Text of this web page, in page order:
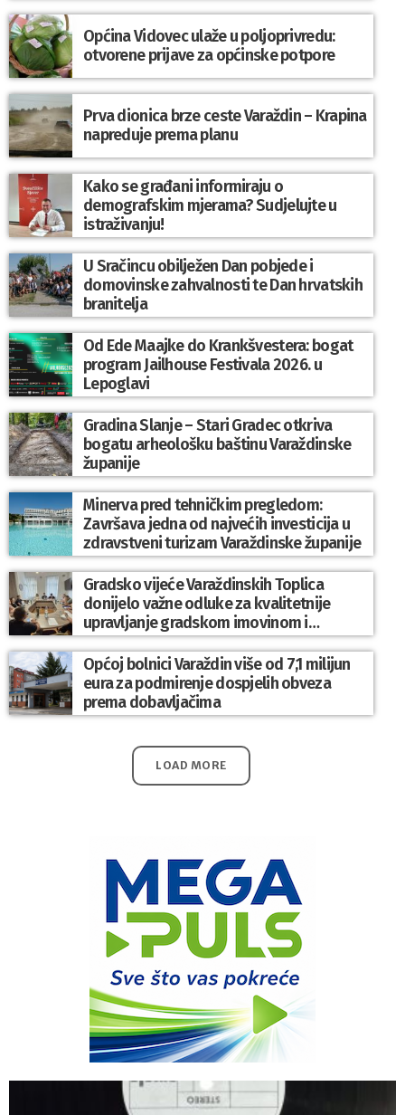
Općina Vidovec ulaže u poljoprivredu:
otvorene prijave za općinske potpore
Prva dionica brze ceste Varaždin – Krapina
napreduje prema planu
Kako se građani informiraju o
demografskim mjerama? Sudjelujte u
istraživanju!
U Sračincu obilježen Dan pobjede i
domovinske zahvalnosti te Dan hrvatskih
branitelja
Od Ede Maajke do Krankšvestera: bogat
program Jailhouse Festivala 2026. u
Lepoglavi
Gradina Slanje – Stari Gradec otkriva
bogatu arheološku baštinu Varaždinske
županije
Minerva pred tehničkim pregledom:
Završava jedna od najvećih investicija u
zdravstveni turizam Varaždinske županije
Gradsko vijeće Varaždinskih Toplica
donijelo važne odluke za kvalitetnije
upravljanje gradskom imovinom i
komunalnim sustavom
Općoj bolnici Varaždin više od 7,1 milijun
eura za podmirenje dospjelih obveza
prema dobavljačima
LOAD MORE